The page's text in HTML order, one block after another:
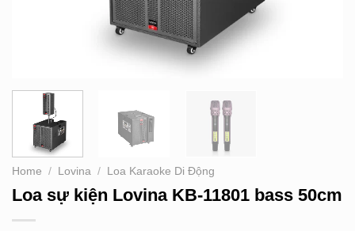
Home / Lovina / Loa Karaoke Di Động
Loa sự kiện Lovina KB-11801 bass 50cm